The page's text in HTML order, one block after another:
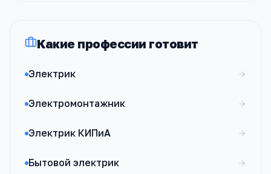
Какие профессии готовит
Электрик
Электромонтажник
Электрик КИПиА
Бытовой электрик